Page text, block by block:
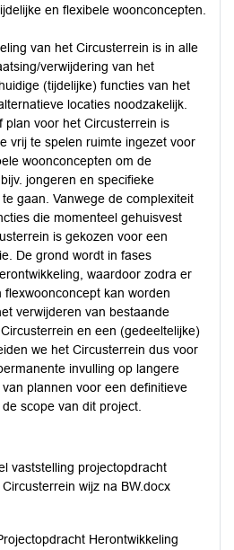
en flexibele woonconcepten.
van het Circusterrein is in alle
verwijdering van het
(tijdelijke) functies van het
locaties noodzakelijk.
plan voor het Circusterrein is
vrij te spelen ruimte ingezet voor
woonconcepten om de
jongeren en specifieke
gaan. Vanwege de complexiteit
die momenteel gehuisvest
is gekozen voor een
De grond wordt in fases
waardoor zodra er
kan worden
verwijderen van bestaande
en een (gedeeltelijke)
we het Circusterrein dus voor
invulling op langere
plannen voor een definitieve
scope van dit project.
vaststelling projectopdracht
wijz na BW.docx
Herontwikkeling